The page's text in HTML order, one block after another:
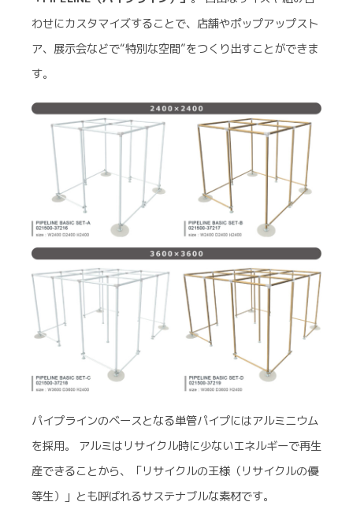
わせにカスタマイズすることで、店舗やポップアップスト
ア、展示会などで“特別な空間”をつくり出すことができま
す。
パイプラインのベースとなる単管パイプにはアルミニウム
を採用。 アルミはリサイクル時に少ないエネルギーで再生
産できることから、「リサイクルの王様（リサイクルの優
等生）」とも呼ばれるサステナブルな素材です。